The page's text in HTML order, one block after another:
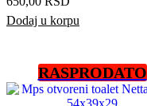
Dodaj u korpu
RASPRODATO